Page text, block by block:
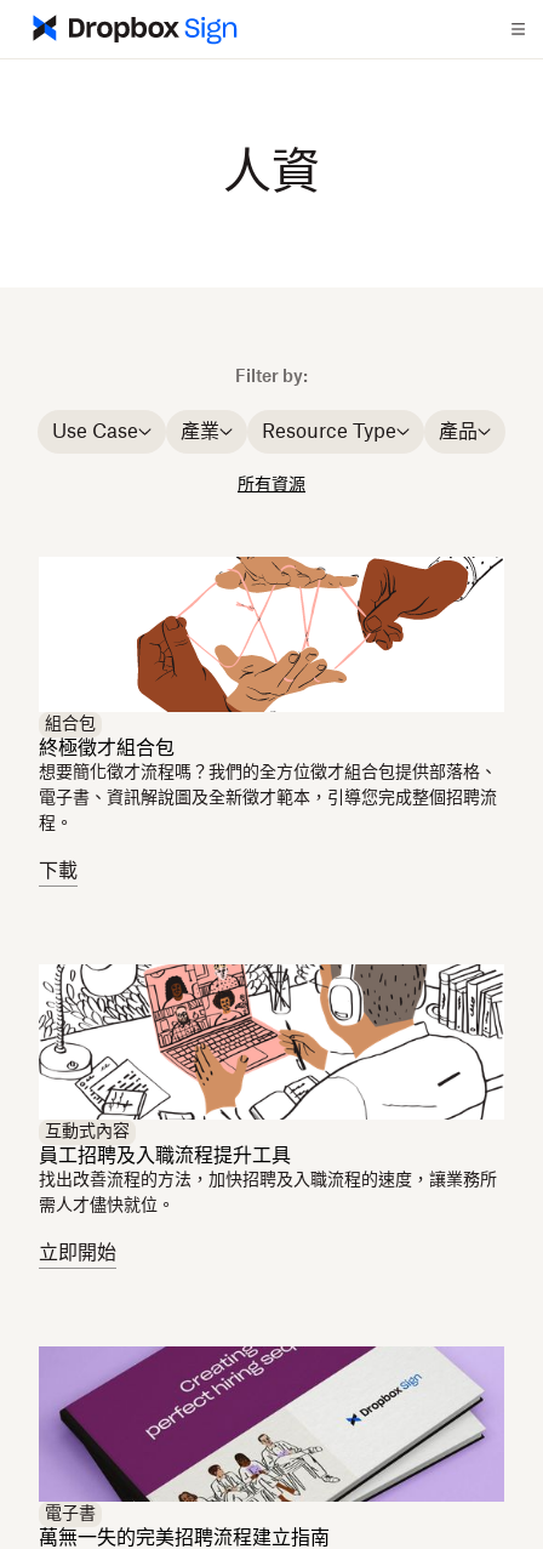
人資
Filter by:
Use Case 產業 Resource Type 產品
所有資源
組合包
終極徵才組合包
想要簡化徵才流程嗎？我們的全方位徵才組合包提供部落格、
電子書、資訊解說圖及全新徵才範本，引導您完成整個招聘流
程。
下載
互動式內容
員工招聘及入職流程提升工具
找出改善流程的方法，加快招聘及入職流程的速度，讓業務所
需人才儘快就位。
立即開始
電子書
萬無一失的完美招聘流程建立指南